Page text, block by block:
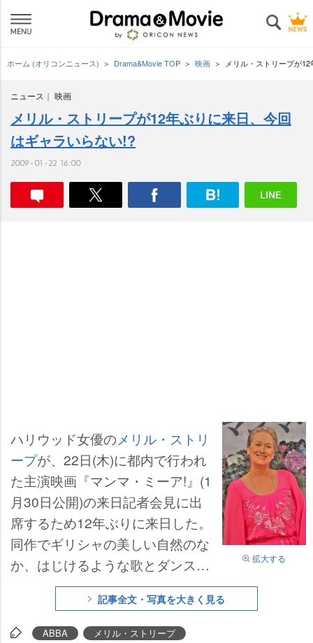
ホーム (オリコンニュース) Drama&Movie TOP 映画 メリル・ストリープが
ニュース 映画
メリル・ストリープが12年ぶりに来日、今回
はギャラいらない!?
2009-01-22 16:00
拡大する
ハリウッド女優のメリル・ストリ
ープが、22日(木)に都内で行われ
た主演映画『マンマ・ミーア!』(1
月30日公開)の来日記者会見に出
席するため12年ぶりに来日した。
同作でギリシャの美しい自然のな
か、はじけるような歌とダンスを
披露するストリープは、「こんな
に楽しい撮影なら、ギャラはいら
ないって出演者同士で話してた
記事全文・写真を大きく見る
ABBA メリル・ストリープ